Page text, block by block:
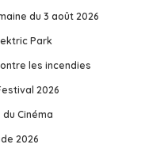
du 3 août 2026
Park
les incendies
2026
du Cinéma
2026